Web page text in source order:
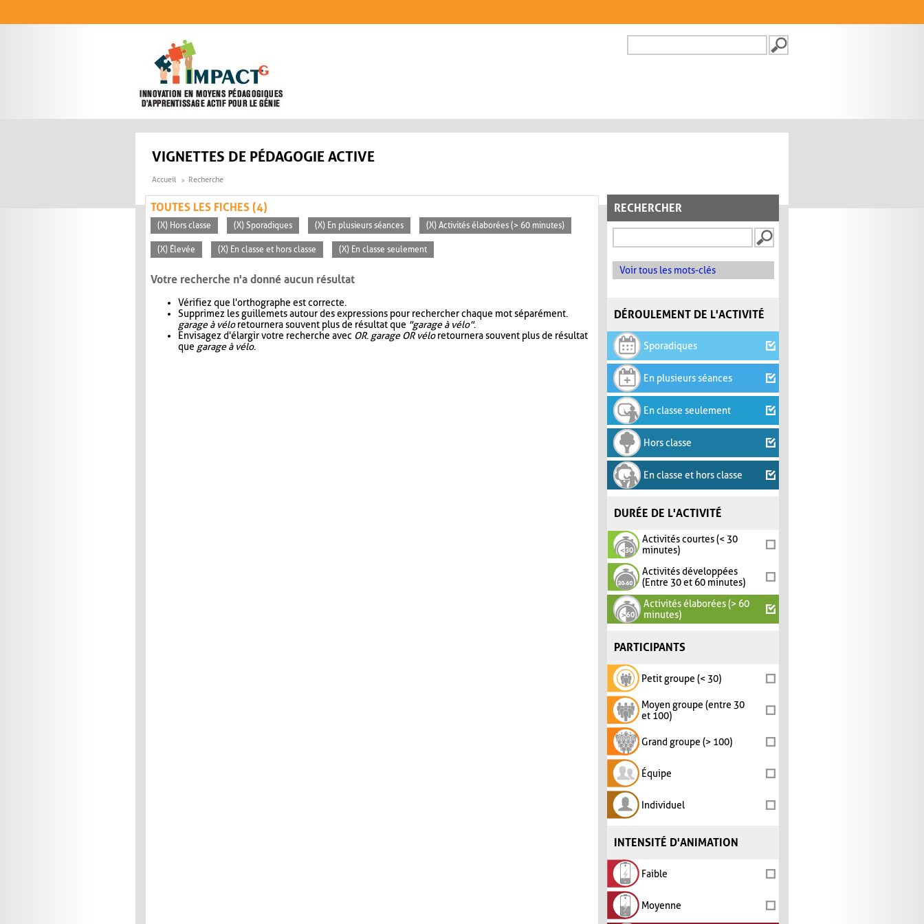
FORMULAIRE DE
VIGNETTES DE PÉDAGOGIE ACTIVE
Accueil Recherche
RECHERCHER
Voir tous les mots-clés
DÉROULEMENT DE L'ACTIVITÉ
Sporadiques
En plusieurs séances
En classe seulement
Hors classe
En classe et hors classe
DURÉE DE L'ACTIVITÉ
Activités courtes (< 30
minutes)
Activités développées
(Entre 30 et 60 minutes)
Activités élaborées (> 60
minutes)
PARTICIPANTS
Petit groupe (< 30)
Moyen groupe (entre 30
et 100)
Grand groupe (> 100)
Équipe
Individuel
INTENSITÉ D'ANIMATION
Faible
Moyenne
TOUTES LES FICHES (4)
(X) Hors classe (X) Sporadiques (X) En plusieurs séances (X) Activités élaborées (> 60 minutes)
(X) Élevée (X) En classe et hors classe (X) En classe seulement
Votre recherche n'a donné aucun résultat
Vérifiez que l'orthographe est correcte.
Supprimez les guillemets autour des expressions pour rechercher chaque mot séparément.
garage à véloretournera souvent plus de résultat que "garage à vélo".
Envisagez d'élargir votre recherche avec OR. garage OR véloretournera souvent plus de résultat
que garage à vélo.